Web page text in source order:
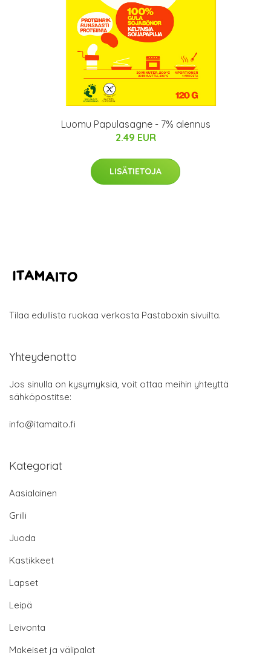
Luomu Papulasagne - 7% alennus
2.49 EUR
LISÄTIETOJA
Tilaa edullista ruokaa verkosta Pastaboxin sivuilta.
Yhteydenotto
Jos sinulla on kysymyksiä, voit ottaa meihin yhteyttä
sähköpostitse:
info@itamaito.fi
Kategoriat
Aasialainen
Grilli
Juoda
Kastikkeet
Lapset
Leipä
Leivonta
Makeiset ja välipalat